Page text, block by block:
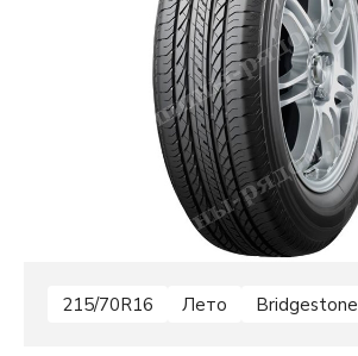
215/70R16 Лето Bridgestone